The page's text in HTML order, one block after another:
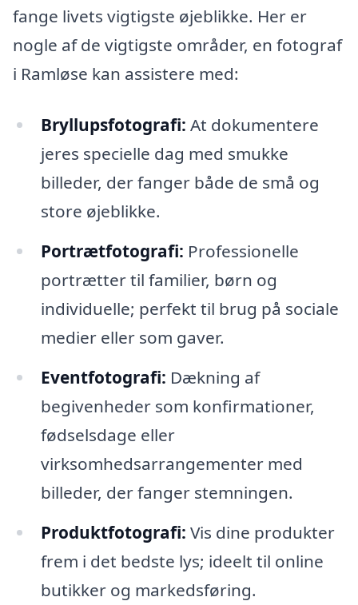
fange livets vigtigste øjeblikke. Her er
nogle af de vigtigste områder, en fotograf
i Ramløse kan assistere med:
Bryllupsfotografi: At dokumentere
jeres specielle dag med smukke
billeder, der fanger både de små og
store øjeblikke.
Portrætfotografi: Professionelle
portrætter til familier, børn og
individuelle; perfekt til brug på sociale
medier eller som gaver.
Eventfotografi: Dækning af
begivenheder som konfirmationer,
fødselsdage eller
virksomhedsarrangementer med
billeder, der fanger stemningen.
Produktfotografi: Vis dine produkter
frem i det bedste lys; ideelt til online
butikker og markedsføring.